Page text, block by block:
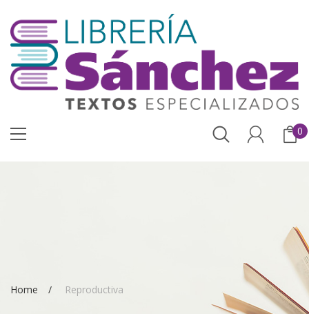
0
Home Reproductiva